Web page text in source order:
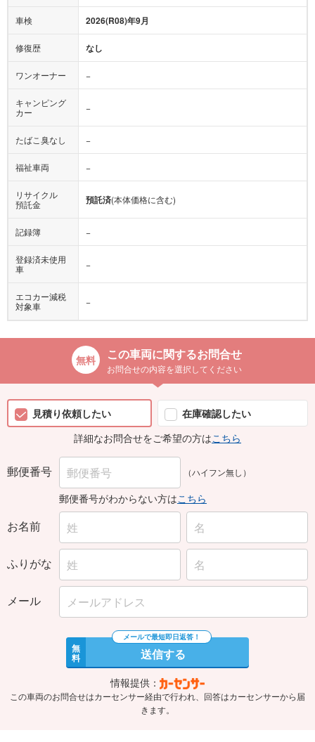
車検 2026(R08)年9月
修復歴 なし
ワンオーナー −
キャンピング
カー
−
たばこ臭なし −
福祉車両 −
リサイクル
預託金
預託済(本体価格に含む)
記録簿 −
登録済未使用
車
−
エコカー減税
対象車
−
この車両に関するお問合せ
お問合せの内容を選択してください
見積り依頼したい
在庫確認したい
詳細なお問合せをご希望の方はこちら
郵便番号 （ハイフン無し）
郵便番号がわからない方はこちら
お名前
ふりがな
メール
無
料 送信する
情報提供：
この車両のお問合せはカーセンサー経由で行われ、回答はカーセンサーから届
きます。